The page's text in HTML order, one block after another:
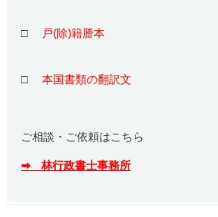
□ 戸(除)籍謄本
□ 本国書類の翻訳文
ご相談・ご依頼はこちら
➡ 林行政書士事務所